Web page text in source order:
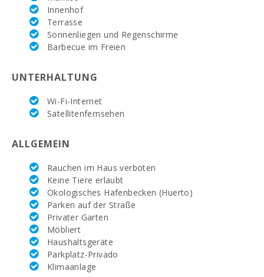
Supermarkt EROSKY (km):
Supermarkt LIDL (km):
JUNGLE PARC MALLORCA (km):
Kathmandu-Park (km):
Strand von Can Picafort (km):
Strand Cala Antena, Manacor (km):
Cuevas del Drach(km):
Sandstrand - Cala Millor (km):
Steiniger Strand - Alcanada (km):
Innenhof
Terrasse
Sonnenliegen und Regenschirme
Barbecue im Freien
UNTERHALTUNG
Wi-Fi-Internet
Satellitenfernsehen
ALLGEMEIN
Rauchen im Haus verboten
Keine Tiere erlaubt
Ökologisches Hafenbecken (Huerto)
Parken auf der Straße
Privater Garten
Möbliert
Haushaltsgeräte
Parkplatz-Privado
Klimaanlage